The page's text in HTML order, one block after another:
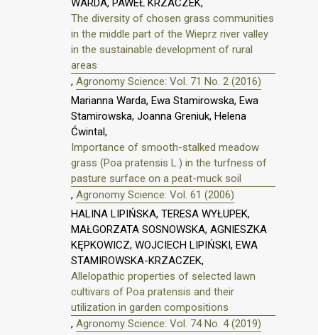
WARDA, PAWEŁ KRZACZEK,
The diversity of chosen grass communities
in the middle part of the Wieprz river valley
in the sustainable development of rural
areas
, Agronomy Science: Vol. 71 No. 2 (2016)
Marianna Warda, Ewa Stamirowska, Ewa
Stamirowska, Joanna Greniuk, Helena
Ćwintal,
Importance of smooth-stalked meadow
grass (Poa pratensis L.) in the turfness of
pasture surface on a peat-muck soil
, Agronomy Science: Vol. 61 (2006)
HALINA LIPIŃSKA, TERESA WYŁUPEK,
MAŁGORZATA SOSNOWSKA, AGNIESZKA
KĘPKOWICZ, WOJCIECH LIPIŃSKI, EWA
STAMIROWSKA-KRZACZEK,
Allelopathic properties of selected lawn
cultivars of Poa pratensis and their
utilization in garden compositions
, Agronomy Science: Vol. 74 No. 4 (2019)